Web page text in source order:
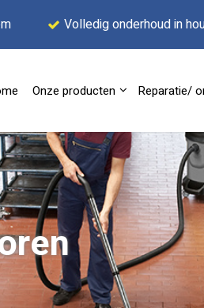
Volledig onderhoud in
Onze producten Reparatie/